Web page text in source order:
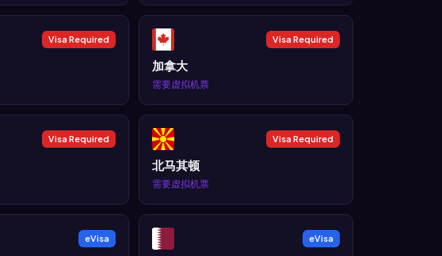
Visa Required Visa Required
加拿大
需要虚拟机票
Visa Required Visa Required
北马其顿
需要虚拟机票
eVisa eVisa